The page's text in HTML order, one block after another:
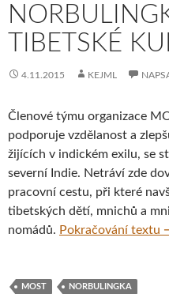
TIBETSKÉ
4.11.2015 KEJML
Členové týmu organizace
podporuje vzdělanost a
žijících v indickém exilu, se
severní Indie. Netráví zde
pracovní cestu, při které
tibetských dětí, mnichů a
nomádů. Pokračování textu
MOST NORBULINGKA